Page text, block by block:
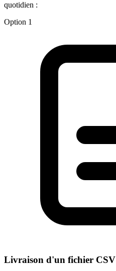
quotidien :
Option 1
Livraison d'un fichier CSV